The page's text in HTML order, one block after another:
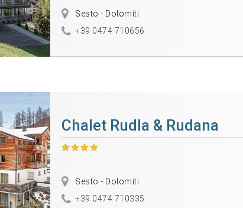
Sesto - Dolomiti
+39 0474 710656
Chalet Rudla & Rudana
Sesto - Dolomiti
+39 0474 710335